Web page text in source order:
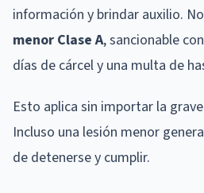
información y brindar auxilio.
menor Clase A, sancionable
días de cárcel y una multa de
Esto aplica sin importar la
Incluso una lesión menor
de detenerse y cumplir.